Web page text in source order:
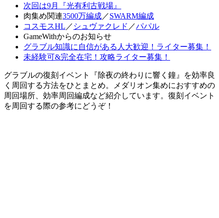
次回は9月『光有利古戦場』
肉集め関連3500万編成／SWARM編成
コスモスHL ／ シュヴァクレド ／パパル
GameWithからのお知らせ
グラブル知識に自信がある人大歓迎！ライター募集！
未経験可&完全在宅！攻略ライター募集！
グラブルの復刻イベント『除夜の終わりに響く鐘』を効率良
く周回する方法をひとまとめ。メダリオン集めにおすすめの
周回場所、効率周回編成など紹介しています。復刻イベント
を周回する際の参考にどうぞ！